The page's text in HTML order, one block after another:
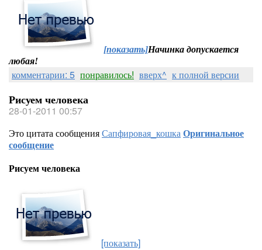
[показать]Начинка допускается
любая!
комментарии: 5 понравилось! вверх^ к полной версии
Рисуем человека
28-01-2011 00:57
Это цитата сообщенияСапфировая_кошкаОригинальное
сообщение
Рисуем человека
[показать]